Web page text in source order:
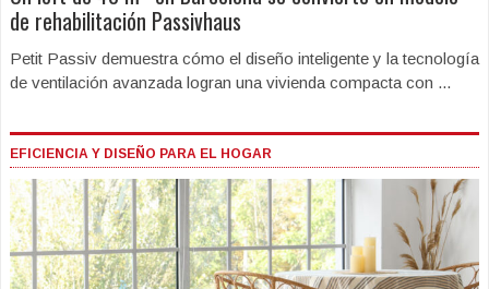
de rehabilitación Passivhaus
Petit Passiv demuestra cómo el diseño inteligente y la tecnología
de ventilación avanzada logran una vivienda compacta con ...
EFICIENCIA Y DISEÑO PARA EL HOGAR